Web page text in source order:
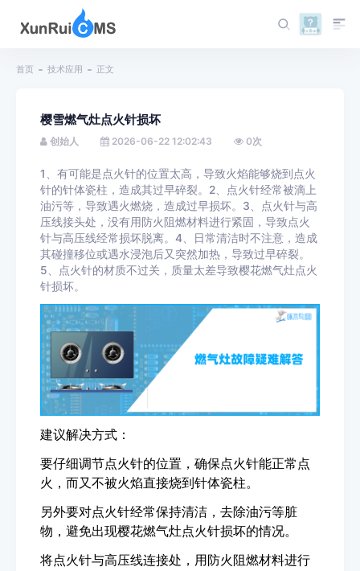
首页 技术应用 正文
樱雪燃气灶点火针损坏
创始人 2026-06-22 12:02:43 0次
1、有可能是点火针的位置太高，导致火焰能够烧到点火
针的针体瓷柱，造成其过早碎裂。2、点火针经常被滴上
油污等，导致遇火燃烧，造成过早损坏。3、点火针与高
压线接头处，没有用防火阻燃材料进行紧固，导致点火
针与高压线经常损坏脱离。4、日常清洁时不注意，造成
其碰撞移位或遇水浸泡后又突然加热，导致过早碎裂。
5、点火针的材质不过关，质量太差导致樱花燃气灶点火
针损坏。
建议解决方式：
要仔细调节点火针的位置，确保点火针能正常点
火，而又不被火焰直接烧到针体瓷柱。
另外要对点火针经常保持清洁，去除油污等脏
物，避免出现樱花燃气灶点火针损坏的情况。
将点火针与高压线连接处，用防火阻燃材料进行